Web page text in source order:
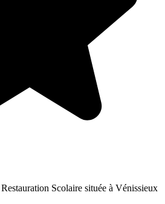
Scolaire située à Vénissieux